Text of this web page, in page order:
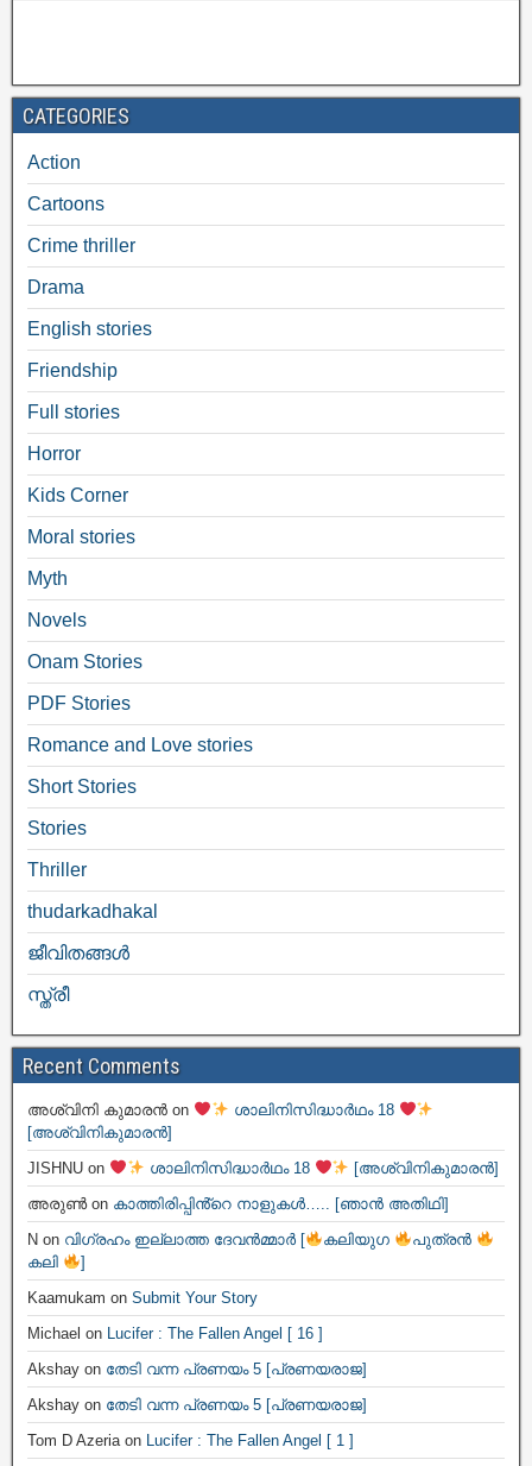
CATEGORIES
Action
Cartoons
Crime thriller
Drama
English stories
Friendship
Full stories
Horror
Kids Corner
Moral stories
Myth
Novels
Onam Stories
PDF Stories
Romance and Love stories
Short Stories
Stories
Thriller
thudarkadhakal
ജീവിതങ്ങള്‍
സ്ത്രീ
Recent Comments
അശ്വിനി കുമാരൻ on
ശാലിനിസിദ്ധാർഥം 18
[അശ്വിനികുമാരൻ]
JISHNU on ശാലിനിസിദ്ധാർഥം 18
[അശ്വിനികുമാരൻ]
അരുൺon കാത്തിരിപ്പിൻ്റെ നാളുകൾ….. [ഞാൻ അതിഥി]
N on വിഗ്രഹം ഇല്ലാത്ത ദേവൻമ്മാർ [ കലിയുഗ
പുത്രൻ
കലി
]
Kaamukam on Submit Your Story
Michael on Lucifer : The Fallen Angel [ 16 ]
Akshay on തേടി വന്ന പ്രണയം 5 [പ്രണയരാജ]
Akshay on തേടി വന്ന പ്രണയം 5 [പ്രണയരാജ]
Tom D Azeriaon Lucifer : The Fallen Angel [ 1 ]